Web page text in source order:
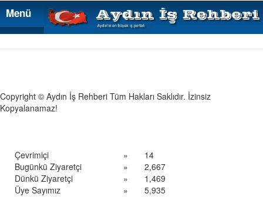
Menü
Menü
Copyright © Aydın İş Rehberi Tüm Hakları Saklıdır. İzinsiz
Kopyalanamaz!
Çevrimiçi »
14
Bugünkü Ziyaretçi
»
2,667
Dünkü Ziyaretçi
»
1,469
Üye Sayımız
» 5,935